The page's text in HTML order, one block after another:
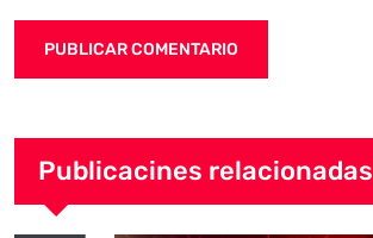
Publicacines relacionadas